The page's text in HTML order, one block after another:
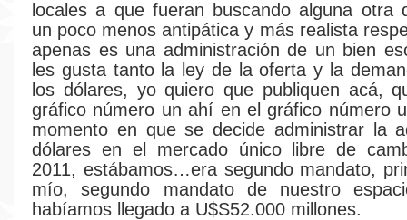
locales a que fueran buscando alguna otra
un poco menos antipática y más realista
apenas es una administración de un bien
les gusta tanto la ley de la oferta y la
los dólares, yo quiero que publiquen acá,
gráfico número un ahí en el gráfico número
momento en que se decide administrar la
dólares en el mercado único libre de
2011, estábamos…era segundo mandato,
mío, segundo mandato de nuestro
habíamos llegado a U$S52.000 millones.